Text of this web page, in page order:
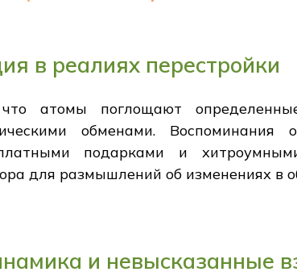
в реалиях перестройки
атомы поглощают
обменами.
подарками и
для размышлений об изменениях в
и невысказанные